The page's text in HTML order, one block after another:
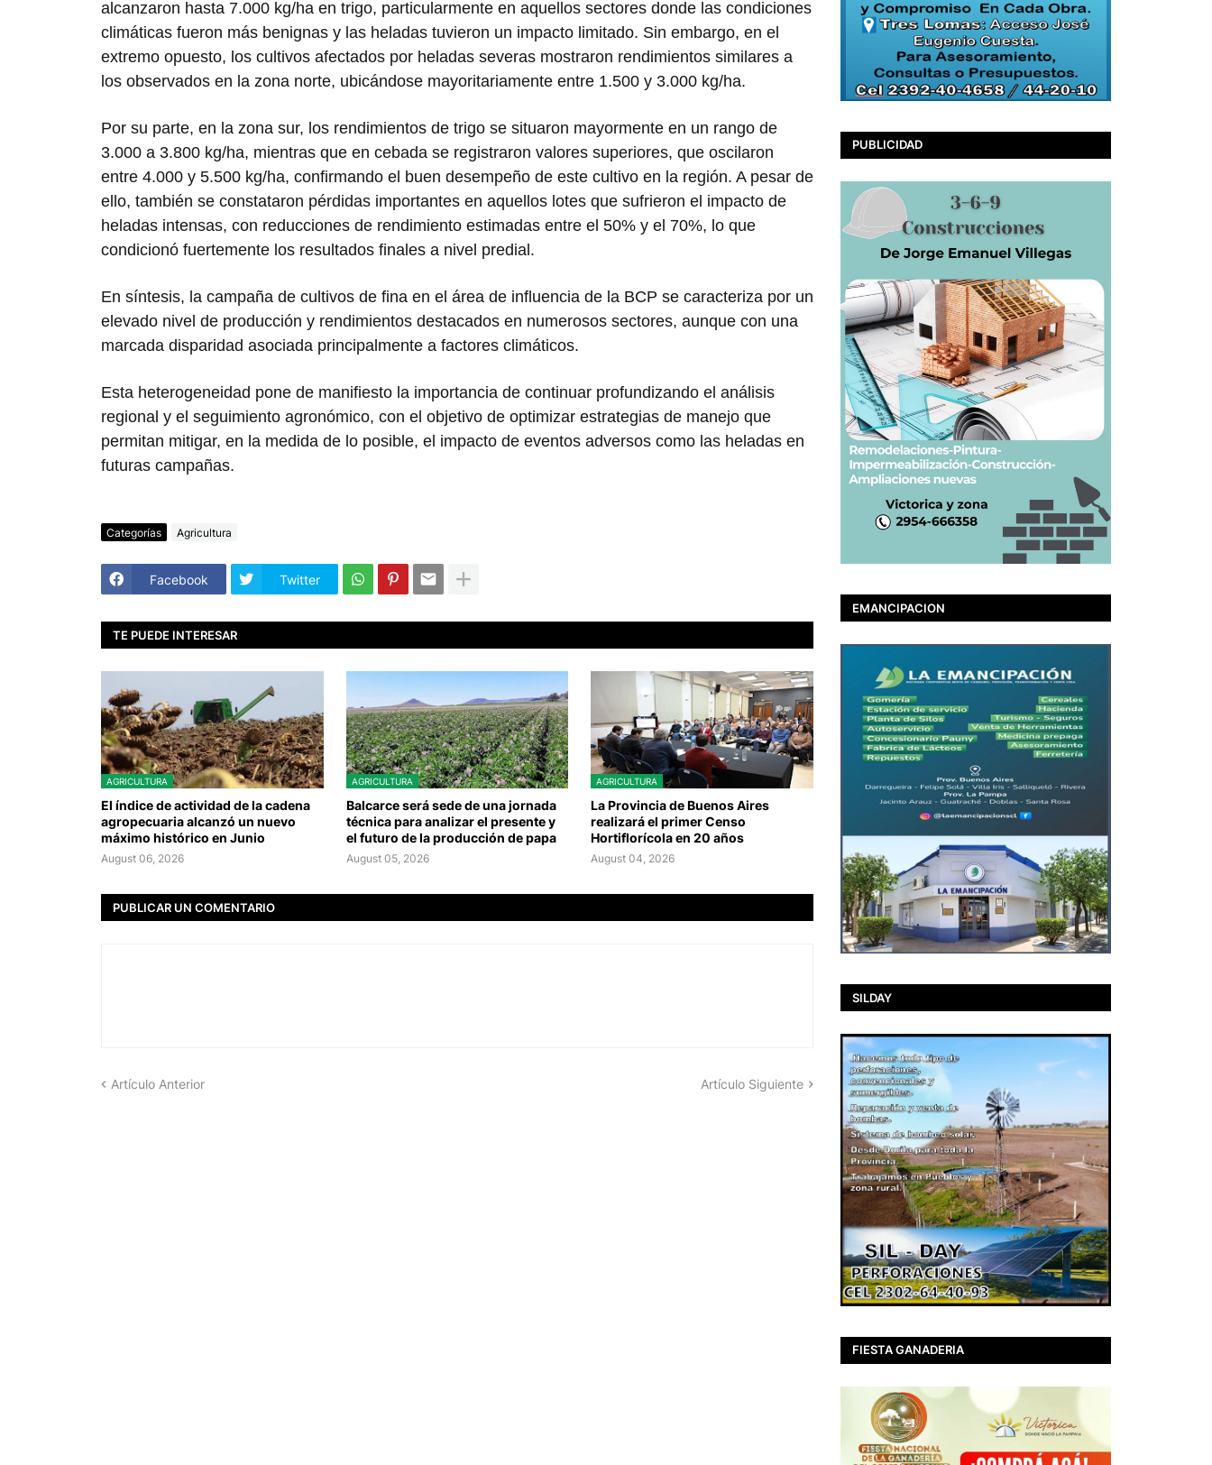
alcanzaron hasta 7.000 kg/ha en trigo, particularmente en aquellos sectores donde las condiciones
climáticas fueron más benignas y las heladas tuvieron un impacto limitado. Sin embargo, en el
extremo opuesto, los cultivos afectados por heladas severas mostraron rendimientos similares a
los observados en la zona norte, ubicándose mayoritariamente entre 1.500 y 3.000 kg/ha.
Por su parte, en la zona sur, los rendimientos de trigo se situaron mayormente en un rango de
3.000 a 3.800 kg/ha, mientras que en cebada se registraron valores superiores, que oscilaron
entre 4.000 y 5.500 kg/ha, confirmando el buen desempeño de este cultivo en la región. A pesar de
ello, también se constataron pérdidas importantes en aquellos lotes que sufrieron el impacto de
heladas intensas, con reducciones de rendimiento estimadas entre el 50% y el 70%, lo que
condicionó fuertemente los resultados finales a nivel predial.
En síntesis, la campaña de cultivos de fina en el área de influencia de la BCP se caracteriza por un
elevado nivel de producción y rendimientos destacados en numerosos sectores, aunque con una
marcada disparidad asociada principalmente a factores climáticos.
Esta heterogeneidad pone de manifiesto la importancia de continuar profundizando el análisis
regional y el seguimiento agronómico, con el objetivo de optimizar estrategias de manejo que
permitan mitigar, en la medida de lo posible, el impacto de eventos adversos como las heladas en
futuras campañas.
Categorías Agricultura
Facebook Twitter
TE PUEDE INTERESAR
AGRICULTURA
El índice de actividad de la cadena
agropecuaria alcanzó un nuevo
máximo histórico en Junio
August 06, 2026
AGRICULTURA
Balcarce será sede de una jornada
técnica para analizar el presente y
el futuro de la producción de papa
August 05, 2026
AGRICULTURA
La Provincia de Buenos Aires
realizará el primer Censo
Hortiflorícola en 20 años
August 04, 2026
PUBLICAR UN COMENTARIO
Artículo Anterior Artículo Siguiente
PUBLICIDAD
EMANCIPACION
SILDAY
FIESTA GANADERIA